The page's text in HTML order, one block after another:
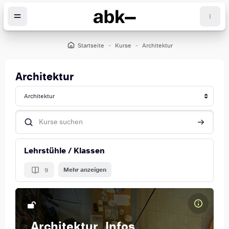
Startseite Kurse Architektur
Architektur
Kursbereiche
Kurse suchen Kurse
Lehrstühle / Klassen
9 Mehr anzeigen
Info-Portal der FG Architektur für
Kursbild Architektur_Infos
Kursbild